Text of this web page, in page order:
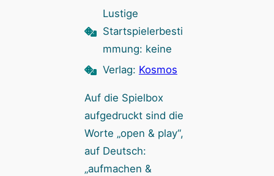
Lustige
Startspielerbesti
mmung: keine
Verlag: Kosmos
Auf die Spielbox
aufgedruckt sind die
Worte „open & play“,
auf Deutsch:
„aufmachen &